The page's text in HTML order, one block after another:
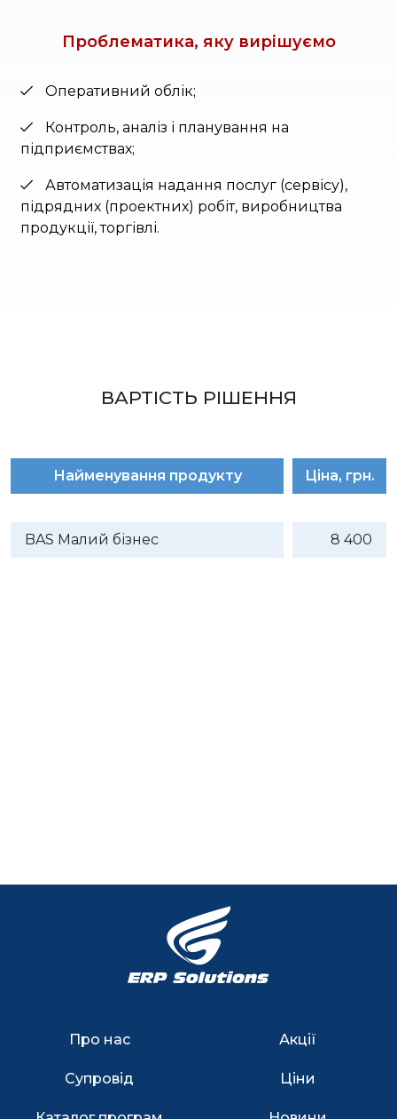
Проблематика, яку вирішуємо
Оперативний облік;
Контроль, аналіз і планування на
підприємствах;
Автоматизація надання послуг (сервісу),
підрядних (проектних) робіт, виробництва
продукції, торгівлі.
ВАРТІСТЬ РІШЕННЯ
Найменування продукту Ціна, грн.
BAS Малий бізнес 8 400
Про нас
Супровід
Акції
Ціни